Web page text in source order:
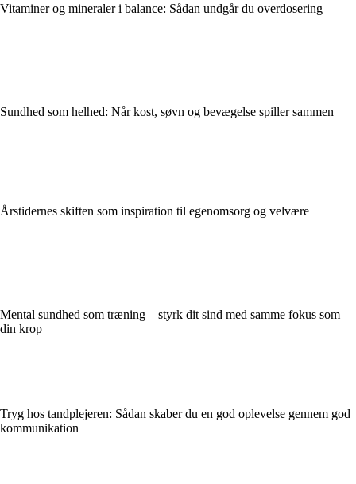
Vitaminer og mineraler i balance: Sådan undgår du overdosering
Sundhed som helhed: Når kost, søvn og bevægelse spiller sammen
Årstidernes skiften som inspiration til egenomsorg og velvære
Mental sundhed som træning – styrk dit sind med samme fokus som
din krop
Tryg hos tandplejeren: Sådan skaber du en god oplevelse gennem god
kommunikation